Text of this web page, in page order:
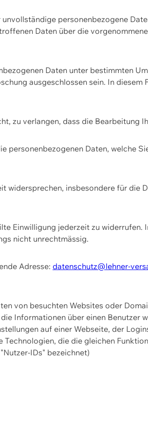
personenbezogene
Daten über die
Daten unter bestimmten
ausgeschlossen sein. In
zu verlangen, dass die Bearbeitung
personenbezogenen Daten, welche
widersprechen, insbesondere für die
Einwilligung jederzeit zu
nicht unrechtmässig.
Adresse: datenschutz@lehner-
von besuchten Websites oder
Informationen über einen Benutzer
auf einer Webseite, der
die die gleichen
IDs" bezeichnet)